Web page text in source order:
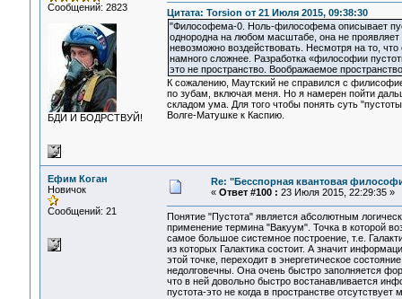
Сообщений: 2823
БДИ И БОДРСТВУЙ!
Цитата: Torsion от 21 Июля 2015, 09:38:30
"Философема-0. Ноль-философема описывает
однородна на любом масштабе, она не проявляет
невозможно воздействовать. Несмотря на то,
намного сложнее. Разработка «философии
это не пространство. Воображаемое
К сожалению, Маутский не справился с
по зубам, включая меня. Но я намерен пойти
складом ума. Для того чтобы понять суть
Волге-Матушке к Каспию.
Ефим Коган
Новичок
Сообщений: 21
Re: "Бесспорная квантовая
« Ответ #100 : 23 Июля 2015, 22:29:35 »
Понятие "Пустота" является абсолютным
применение термина "Вакуум". Точка в которой
самое большое системное построение, т.е.
из которых Галактика состоит. А значит
этой точке, переходит в энергетическое
недолговечны. Она очень быстро заполняется
что в ней довольно быстро востанавливается
пустота-это не когда в пространстве